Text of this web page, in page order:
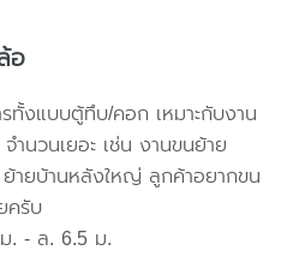
อ
ทั้งแบบตู้ทึบ/คอก เหมาะกับงาน
นวนเยอะ เช่น งานขนย้าย
ายบ้านหลังใหญ่ ลูกค้าอยากขน
ครับ
. - ล. 6.5 ม.